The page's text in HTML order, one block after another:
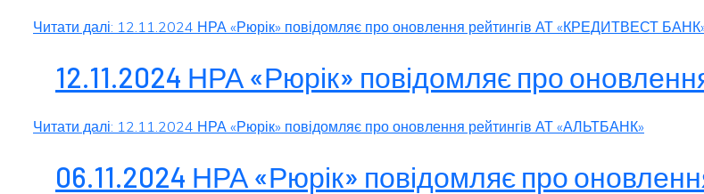
Читати далі: 12.11.2024 НРА «Рюрік» повідомляє про оновлення рейтингів АТ «КРЕДИТВЕСТ
12.11.2024 НРА «Рюрік» повідомляє про
Читати далі: 12.11.2024 НРА «Рюрік» повідомляє про оновлення рейтингів АТ «АЛЬТБАНК»
06.11.2024 НРА «Рюрік» повідомляє про